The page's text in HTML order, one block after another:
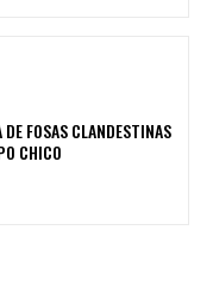
FOSAS CLANDESTINAS
CHICO